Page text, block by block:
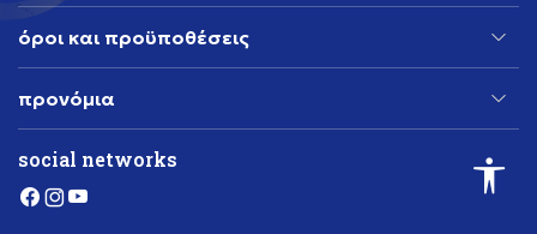
όροι και προϋποθέσεις
προνόμια
social networks